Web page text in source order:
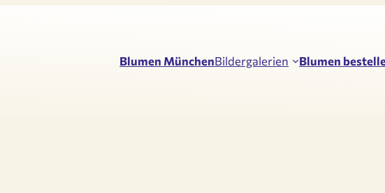
Blumen MünchenBildergalerien Blumen